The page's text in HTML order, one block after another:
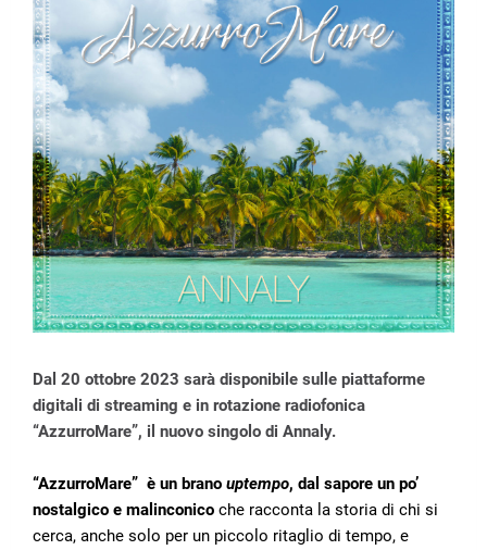
Dal 20 ottobre 2023 sarà disponibile sulle piattaforme
digitali di streaming e in rotazione radiofonica
“AzzurroMare”, il nuovo singolo di Annaly.
“AzzurroMare” è un brano uptempo, dal sapore un po’
nostalgico e malinconico che racconta la storia di chi si
cerca, anche solo per un piccolo ritaglio di tempo, e